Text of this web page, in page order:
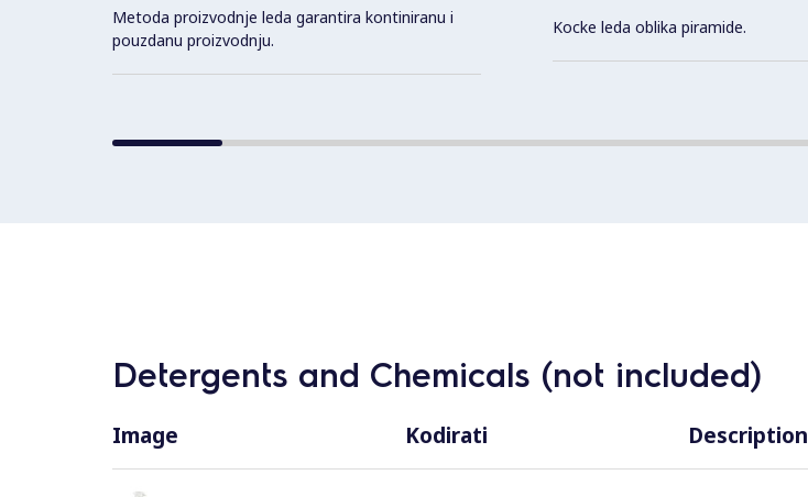
Metoda proizvodnje leda garantira kontiniranu i
pouzdanu proizvodnju.
Kocke leda oblika piramide.
Detergents and Chemicals (not included)
Image Kodirati Description